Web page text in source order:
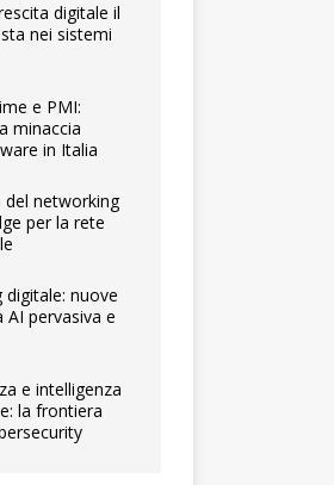
digitale il
nei sistemi
e PMI:
minaccia
in Italia
del networking
per la rete
digitale: nuove
AI pervasiva e
e intelligenza
la frontiera